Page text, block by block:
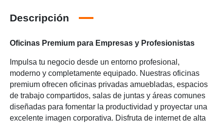
Descripción
Oficinas Premium para Empresas y Profesionistas
Impulsa tu negocio desde un entorno profesional,
moderno y completamente equipado. Nuestras oficinas
premium ofrecen oficinas privadas amuebladas, espacios
de trabajo compartidos, salas de juntas y áreas comunes
diseñadas para fomentar la productividad y proyectar una
excelente imagen corporativa. Disfruta de internet de alta